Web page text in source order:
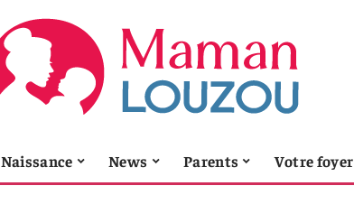
Naissance News Parents Votre foyer